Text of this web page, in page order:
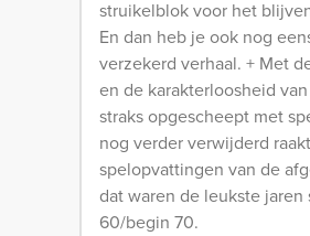
struikelblok voor het
En dan heb je ook nog
verzekerd verhaal. + Met
en de karakterloosheid
straks opgescheept met
nog verder verwijderd
spelopvattingen van de
dat waren de leukste jaren
60/begin 70.